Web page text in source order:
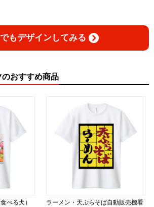
もデザインしてみる
おすすめ商品
べる犬）
ラーメン・天ぷらそば自動販売機看